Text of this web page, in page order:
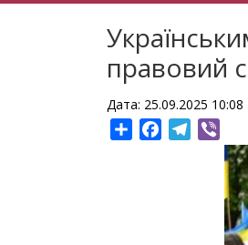
правовий
Дата: 25.09.2025 10:08
ShareFacebookTelegram